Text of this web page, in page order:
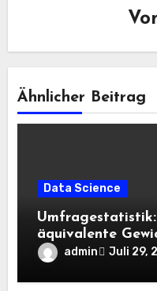
Ähnlicher Beitrag
Data Science
äquivalente
admin Juli 29,